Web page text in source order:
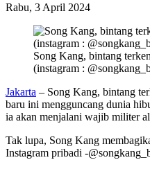
Rabu, 3 April 2024
Song Kang, bintang
(instagram :
Jakarta – Song Kang, bintang
baru ini mengguncang dunia
ia akan menjalani wajib militer
Tak lupa, Song Kang
Instagram pribadi -